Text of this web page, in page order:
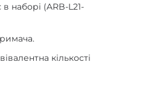
наборі (ARB-L21-
кількості